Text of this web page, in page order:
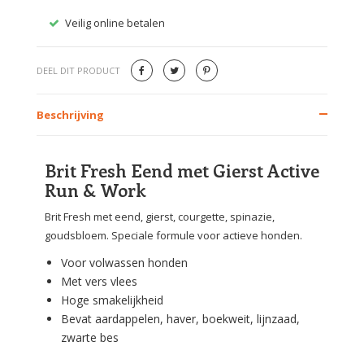
Veilig online betalen
DEEL DIT PRODUCT
Beschrijving
Brit Fresh Eend met Gierst Active
Run & Work
Brit Fresh met eend, gierst, courgette, spinazie,
goudsbloem. Speciale formule voor actieve honden.
Voor volwassen honden
Met vers vlees
Hoge smakelijkheid
Bevat aardappelen, haver, boekweit, lijnzaad,
zwarte bes